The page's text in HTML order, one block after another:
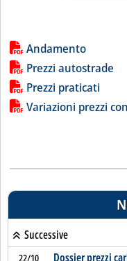
Lista allegati PDF
Andamento
Prezzi autostrade
Prezzi praticati
Variazioni prezzi
Successive
22/10 Dossier prezzi